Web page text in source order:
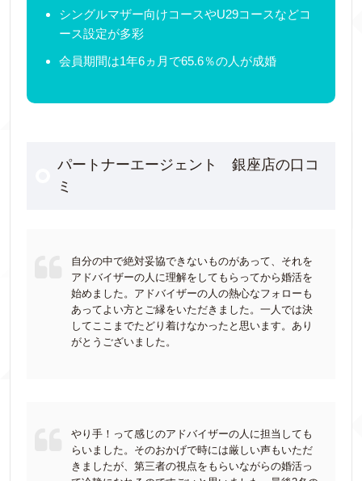
シングルマザー向けコースやU29コースなどコ
ース設定が多彩
会員期間は1年6ヵ月で65.6％の人が成婚
パートナーエージェント 銀座店の口コ
ミ
自分の中で絶対妥協できないものがあって、それを
アドバイザーの人に理解をしてもらってから婚活を
始めました。アドバイザーの人の熱心なフォローも
あってよい方とご縁をいただきました。一人では決
してここまでたどり着けなかったと思います。あり
がとうございました。
やり手！って感じのアドバイザーの人に担当しても
らいました。そのおかげで時には厳しい声もいただ
きましたが、第三者の視点をもらいながらの婚活っ